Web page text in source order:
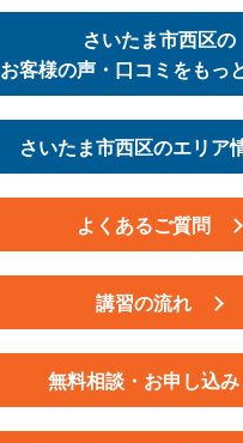
さいたま市西区の
お客様の声・口コミをもっ
さいたま市西区のエリア
よくあるご質問
講習の流れ
無料相談・お申し込み